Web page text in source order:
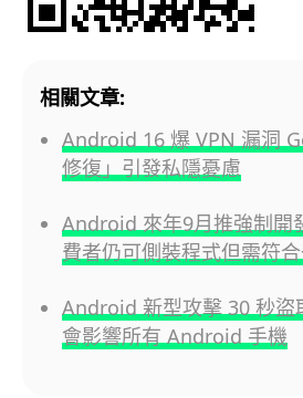
相關文章:
Android 16 爆 VPN 漏洞
修復」引發私隱憂慮
Android 來年9月推強制開
費者仍可側裝程式但需符
Android 新型攻擊 30 秒盜
會影響所有 Android 手機